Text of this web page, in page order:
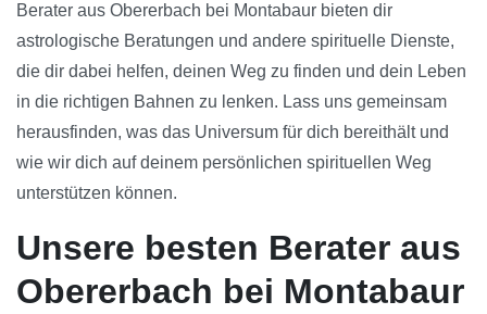
Berater aus Obererbach bei Montabaur bieten dir
astrologische Beratungen und andere spirituelle Dienste,
die dir dabei helfen, deinen Weg zu finden und dein Leben
in die richtigen Bahnen zu lenken. Lass uns gemeinsam
herausfinden, was das Universum für dich bereithält und
wie wir dich auf deinem persönlichen spirituellen Weg
unterstützen können.
Unsere besten Berater aus
Obererbach bei Montabaur